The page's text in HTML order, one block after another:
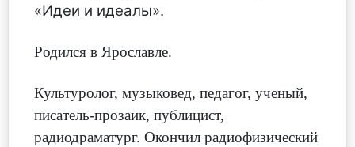
«Идеи и идеалы».
Родился в Ярославле.
Культуролог, музыковед, педагог, ученый,
писатель-прозаик, публицист,
радиодраматург. Окончил радиофизический